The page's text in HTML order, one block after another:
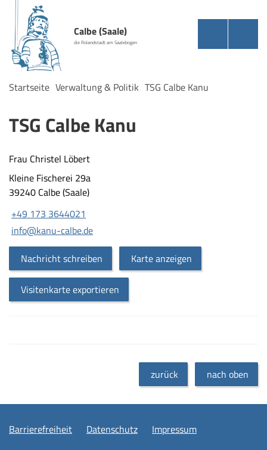
Calbe (Saale)
die Rolandstadt am Saalebogen
Startseite Verwaltung & Politik TSG Calbe Kanu
TSG Calbe Kanu
Frau Christel Löbert
Kleine Fischerei 29a
39240 Calbe (Saale)
+49 173 3644021
info@kanu-calbe.de
Nachricht schreiben
Karte anzeigen
Visitenkarte exportieren
zurück nach oben
Barrierefreiheit Datenschutz Impressum